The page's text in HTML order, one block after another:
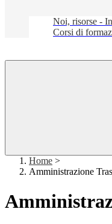
Noi, risorse -
Corsi di
Home >
Amministrazione